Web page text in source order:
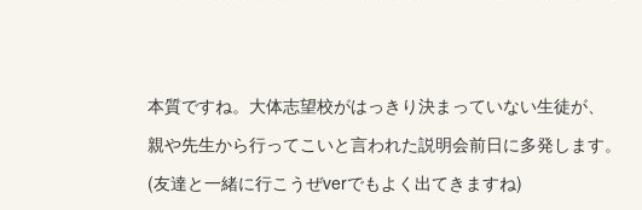
本質ですね。大体志望校がはっきり決まっていない生徒が、
親や先生から行ってこいと言われた説明会前日に多発します。
(友達と一緒に行こうぜverでもよく出てきますね)